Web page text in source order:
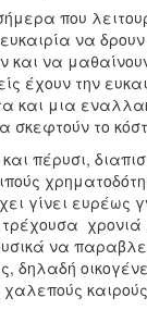
που
να
και να
έχουν την
και μια
σκεφτούν το
πέρυσι,
γίνει ευρέως
να
δηλαδή
χαλεπούς